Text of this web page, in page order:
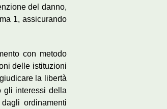
del danno,
1, assicurando
con metodo
delle istituzioni
la libertà
gli interessi della
ordinamenti